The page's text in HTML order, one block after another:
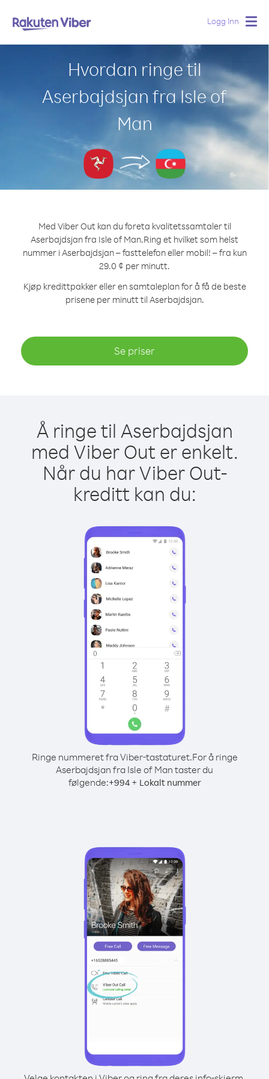
Logg Inn
Hvordan ringe til
Aserbajdsjan fra Isle of
Man
Med Viber Out kan du foreta kvalitetssamtaler til
Aserbajdsjan fra Isle of Man.Ring et hvilket som helst
nummer i Aserbajdsjan – fasttelefon eller mobil! – fra kun
29.0 ¢ per minutt.
Kjøp kredittpakker eller en samtaleplan for å få de beste
prisene per minutt til Aserbajdsjan.
Se priser
Å ringe til Aserbajdsjan
med Viber Out er enkelt.
Når du har Viber Out-
kreditt kan du:
Ringe nummeret fra Viber-tastaturet.For å ringe
Aserbajdsjan fra Isle of Man taster du
følgende:+994+ Lokalt nummer